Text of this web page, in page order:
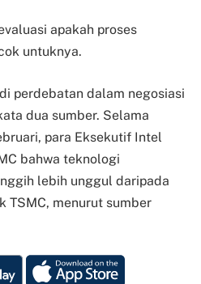
apakah proses
untuknya.
perdebatan dalam negosiasi
dua sumber. Selama
para Eksekutif Intel
bahwa teknologi
lebih unggul daripada
TSMC, menurut sumber